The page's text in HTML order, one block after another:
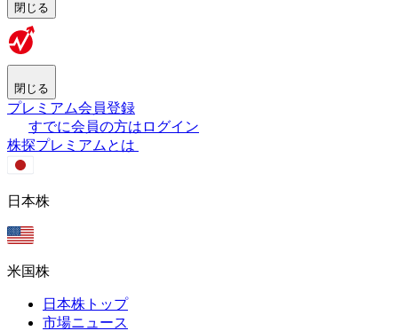
閉じる
閉じる
プレミアム会員登録
すでに会員の方はログイン
株探プレミアムとは
日本株
米国株
日本株トップ
市場ニュース